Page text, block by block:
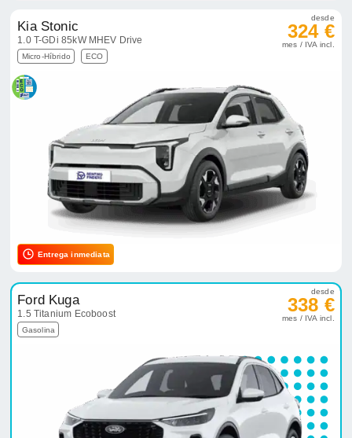
Kia Stonic
1.0 T-GDi 85kW MHEV Drive
Micro-Híbrido ECO
desde
324 €
mes / IVA incl.
Entrega inmediata
Ford Kuga
1.5 Titanium Ecoboost
Gasolina
desde
338 €
mes / IVA incl.